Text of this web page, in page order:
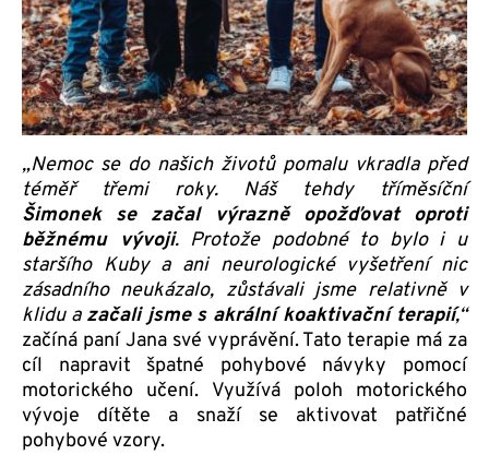
„Nemoc se do našich životů pomalu vkradla před
téměř třemi roky. Náš tehdy tříměsíční
Šimonek se začal výrazně opožďovat oproti
běžnému vývoji. Protože podobné to bylo i u
staršího Kuby a ani neurologické vyšetření nic
zásadního neukázalo, zůstávali jsme relativně v
klidu a začali jsme s akrální koaktivační terapií,“
začíná paní Jana své vyprávění. Tato terapie má za
cíl napravit špatné pohybové návyky pomocí
motorického učení. Využívá poloh motorického
vývoje dítěte a snaží se aktivovat patřičné
pohybové vzory.